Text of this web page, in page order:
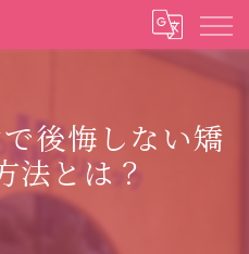
後悔しない矯
法とは？